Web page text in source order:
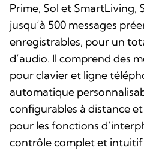
Prime, Sol et SmartLiving,
jusqu’à 500 messages
enregistrables, pour un
d’audio. Il comprend des
pour clavier et ligne
automatique
configurables à distance
pour les fonctions
contrôle complet et intuitif